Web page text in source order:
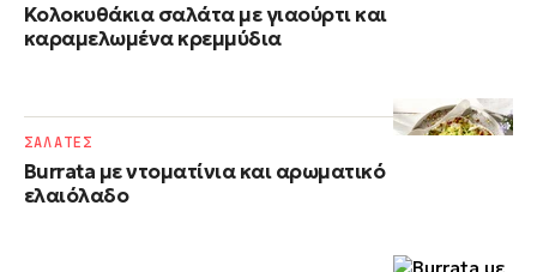
Κολοκυθάκια σαλάτα με γιαούρτι και
καραμελωμένα κρεμμύδια
Burrata με ντοματίνια και αρωματικό
ελαιόλαδο
ΣΑΛΑΤΕΣ